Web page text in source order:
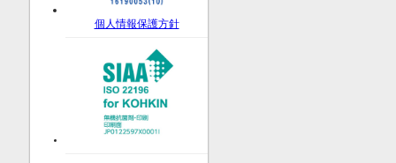
個人情報保護方針